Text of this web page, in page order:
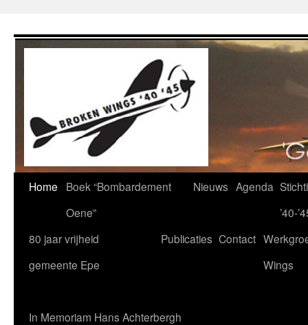
naar
Home
Boek “Bombardement
Oene”
Nieuws Agenda
’40-
80 jaar vrijheid
gemeente Epe
Publicaties Contact
Wings
In Memoriam Hans Achterbergh